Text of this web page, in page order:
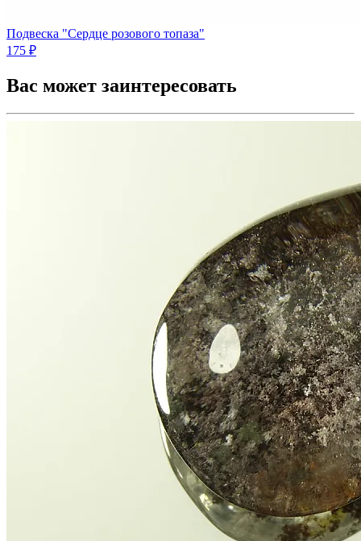
Подвеска "Сердце розового топаза"
175 ₽
Вас может заинтересовать